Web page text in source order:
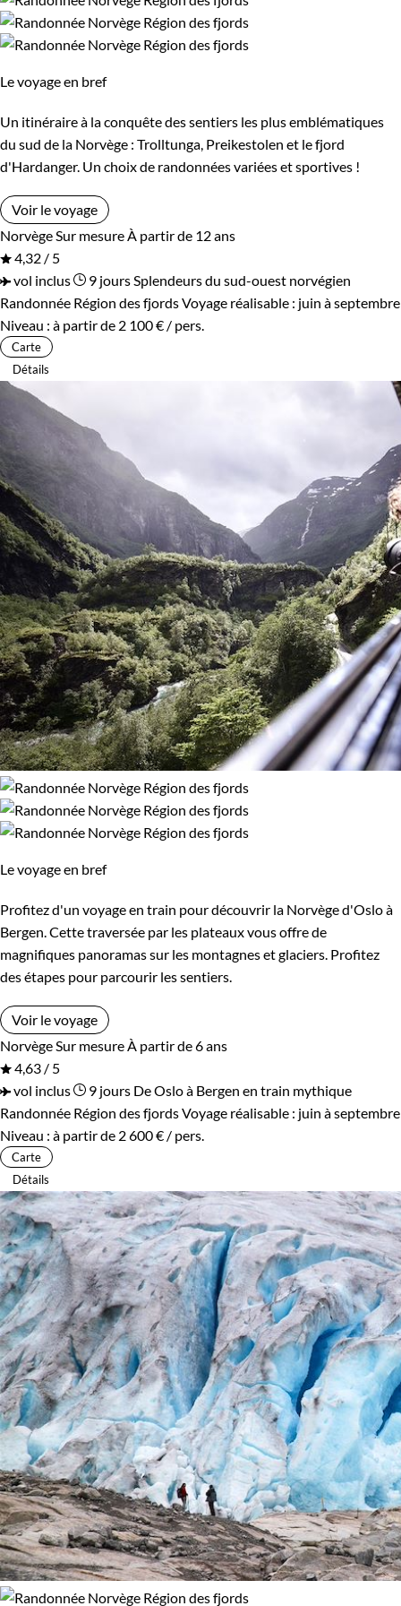
Les 10/13 ans
Confort
Supérieur
Haut de gamme
Itinérance
Itinérant Semi-itinérant
Environnement
Bord de mer et îles
Montagne
Le voyage en bref
Un itinéraire à la conquête des sentiers les plus emblématiques
du sud de la Norvège : Trolltunga, Preikestolen et le fjord
d'Hardanger. Un choix de randonnées variées et sportives !
Voir le voyage
Norvège Sur mesure À partir de 12 ans
4,32 / 5
vol inclus
9 jours Splendeurs du sud-ouest norvégien
Randonnée Région des fjordsVoyage réalisable : juin à septembre
Niveau : à partir de 2 100 € / pers.
Carte
Détails
Le voyage en bref
Profitez d'un voyage en train pour découvrir la Norvège d'Oslo à
Bergen. Cette traversée par les plateaux vous offre de
magnifiques panoramas sur les montagnes et glaciers. Profitez
des étapes pour parcourir les sentiers.
Voir le voyage
Norvège Sur mesure À partir de 6 ans
4,63 / 5
vol inclus
9 jours De Oslo à Bergen en train mythique
Randonnée Région des fjordsVoyage réalisable : juin à septembre
Niveau : à partir de 2 600 € / pers.
Carte
Détails